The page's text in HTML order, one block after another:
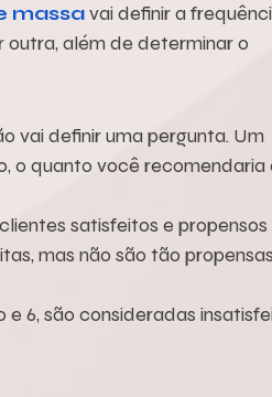
massa vai definir a
outra, além de determinar o
vai definir uma pergunta. Um
o quanto você recomendaria
satisfeitos e propensos
mas não são tão
6, são consideradas